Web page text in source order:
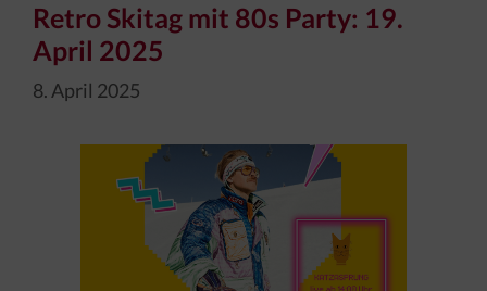
Retro Skitag mit 80s Party: 19.
April 2025
8. April 2025